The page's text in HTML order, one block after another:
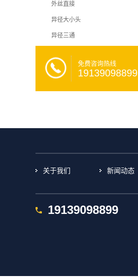
外丝直接
异径大小头
异径三通
免费咨询热线
19139098899
关于我们 新闻动态
19139098899